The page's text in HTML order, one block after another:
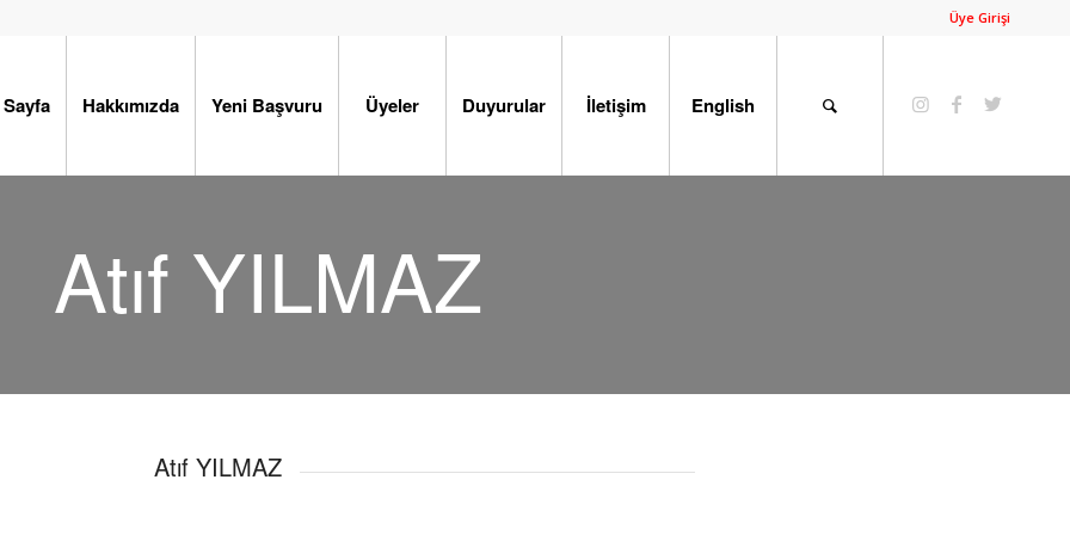
Üye Girişi
Hakkımızda Yeni Başvuru Üyeler Duyurular İletişim English
Atıf YILMAZ
Atıf YILMAZ